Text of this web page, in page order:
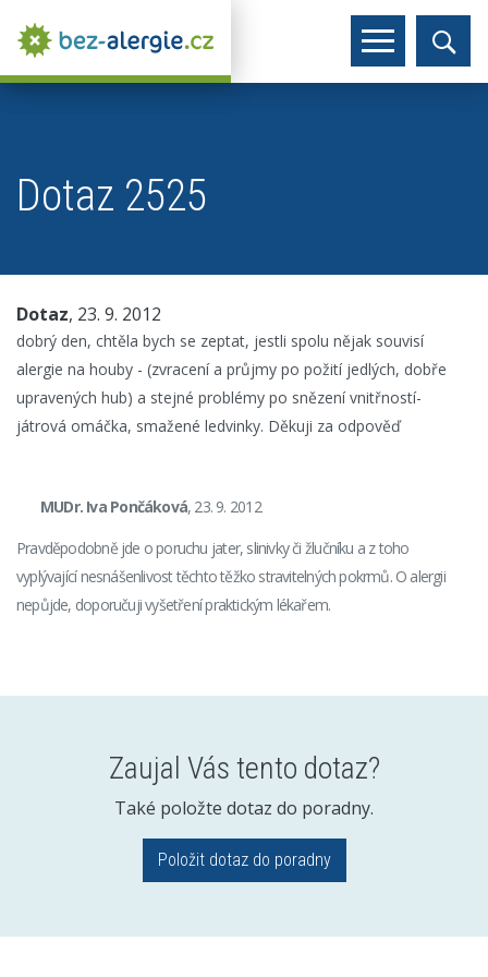
Dotaz 2525
Dotaz, 23. 9. 2012
dobrý den, chtěla bych se zeptat, jestli spolu nějak souvisí
alergie na houby - (zvracení a průjmy po požití jedlých, dobře
upravených hub) a stejné problémy po snězení vnitřností-
játrová omáčka, smažené ledvinky. Děkuji za odpověď
MUDr. Iva Pončáková, 23. 9. 2012
Pravděpodobně jde o poruchu jater, slinivky či žlučníku a z toho
vyplývající nesnášenlivost těchto těžko stravitelných pokrmů. O alergii
nepůjde, doporučuji vyšetření praktickým lékařem.
Zaujal Vás tento dotaz?
Také položte dotaz do poradny.
Položit dotaz do poradny